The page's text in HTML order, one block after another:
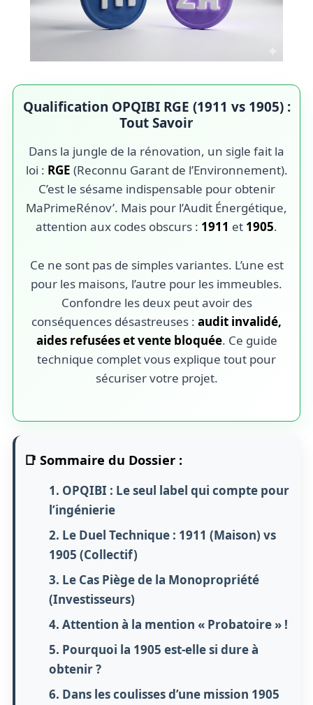
Qualification OPQIBI RGE (1911 vs 1905) :
Tout Savoir
Dans la jungle de la rénovation, un sigle fait la
loi : RGE (Reconnu Garant de l’Environnement).
C’est le sésame indispensable pour obtenir
MaPrimeRénov’. Mais pour l’Audit Énergétique,
attention aux codes obscurs : 1911 et 1905.
Ce ne sont pas de simples variantes. L’une est
pour les maisons, l’autre pour les immeubles.
Confondre les deux peut avoir des
conséquences désastreuses : audit invalidé,
aides refusées et vente bloquée. Ce guide
technique complet vous explique tout pour
sécuriser votre projet.
📑 Sommaire du Dossier :
1. OPQIBI : Le seul label qui compte pour
l’ingénierie
2. Le Duel Technique : 1911 (Maison) vs
1905 (Collectif)
3. Le Cas Piège de la Monopropriété
(Investisseurs)
4. Attention à la mention « Probatoire » !
5. Pourquoi la 1905 est-elle si dure à
obtenir ?
6. Dans les coulisses d’une mission 1905